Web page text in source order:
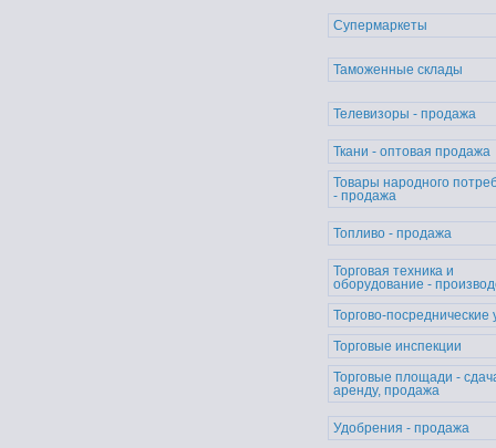
Супермаркеты
Таможенные склады
Телевизоры - продажа
Ткани - оптовая продажа
Товары народного
- продажа
Топливо - продажа
Торговая техника и
оборудование -
Торгово-посреднические
Торговые инспекции
Торговые площади -
аренду, продажа
Удобрения - продажа